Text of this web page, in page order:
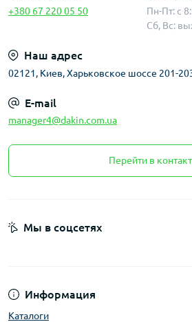
+380 67 220 05 50
Пн-Пт: с
Сб, Вс:
Наш адрес
02121, Киев, Харьковское шоссе 201-
E-mail
manager4@dakin.com.ua
Перейти в
Информация
Каталоги
Мы в соцсетях